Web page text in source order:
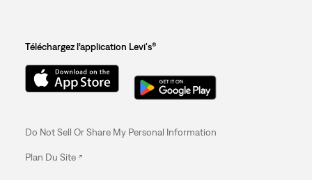
Téléchargez l’application Levi's®
Do Not Sell Or Share My Personal Information
Plan Du Site